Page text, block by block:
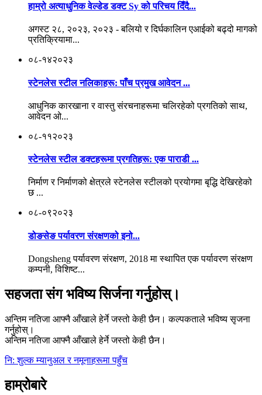
हाम्रो अत्याधुनिक वेल्डेड डक्ट Sy को परिचय दिँदै...
अगस्ट २८, २०२३, २०२३ - बलियो र दिर्घकालिन एआईको बढ्दो मागको
प्रतिक्रियामा...
०८-१४२०२३
स्टेनलेस स्टील नलिकाहरू: पाँच प्रमुख आवेदन ...
आधुनिक कारखाना र वास्तु संरचनाहरूमा चलिरहेको प्रगतिको साथ,
आवेदन ओ...
०८-११२०२३
स्टेनलेस स्टील डक्टहरूमा प्रगतिहरू: एक पाराडी ...
निर्माण र निर्माणको क्षेत्रले स्टेनलेस स्टीलको प्रयोगमा बृद्धि देखिरहेको
छ ...
०८-०९२०२३
डोङसेङ पर्यावरण संरक्षणको इनो...
Dongsheng पर्यावरण संरक्षण, 2018 मा स्थापित एक पर्यावरण संरक्षण
कम्पनी, विशिष्ट...
सहजता संग भविष्य सिर्जना गर्नुहोस्।
अन्तिम नतिजा आफ्नै आँखाले हेर्ने जस्तो केही छैन। कल्पकताले भविष्य सृजना
गर्नुहोस्।
अन्तिम नतिजा आफ्नै आँखाले हेर्ने जस्तो केही छैन।
नि: शुल्क म्यानुअल र नमूनाहरूमा पहुँच
हाम्रोबारे